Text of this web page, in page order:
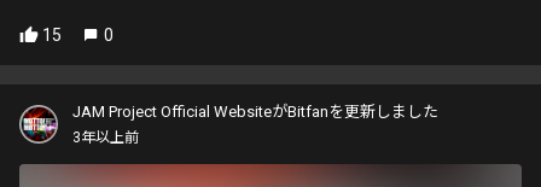
15 0
JAM Project Official WebsiteがBitfanを更新しました
3年以上前